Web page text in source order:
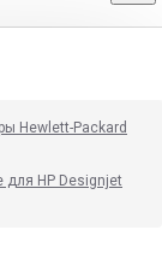
Hewlett-Packard
для HP Designjet